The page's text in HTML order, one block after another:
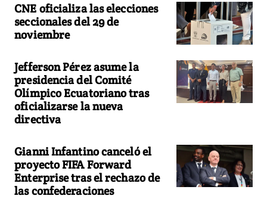
CNE oficializa las elecciones
seccionales del 29 de
noviembre
Jefferson Pérez asume la
presidencia del Comité
Olímpico Ecuatoriano tras
oficializarse la nueva
directiva
Gianni Infantino canceló el
proyecto FIFA Forward
Enterprise tras el rechazo de
las confederaciones